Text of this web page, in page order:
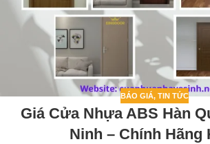
BÁO GIÁ, TIN TỨC
Giá Cửa Nhựa ABS Hàn
Ninh – Chính Hãng